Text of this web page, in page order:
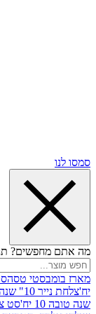
תנו לנו לעזור
טסה
יח'
צלחת
סט צלחות שנה טובה